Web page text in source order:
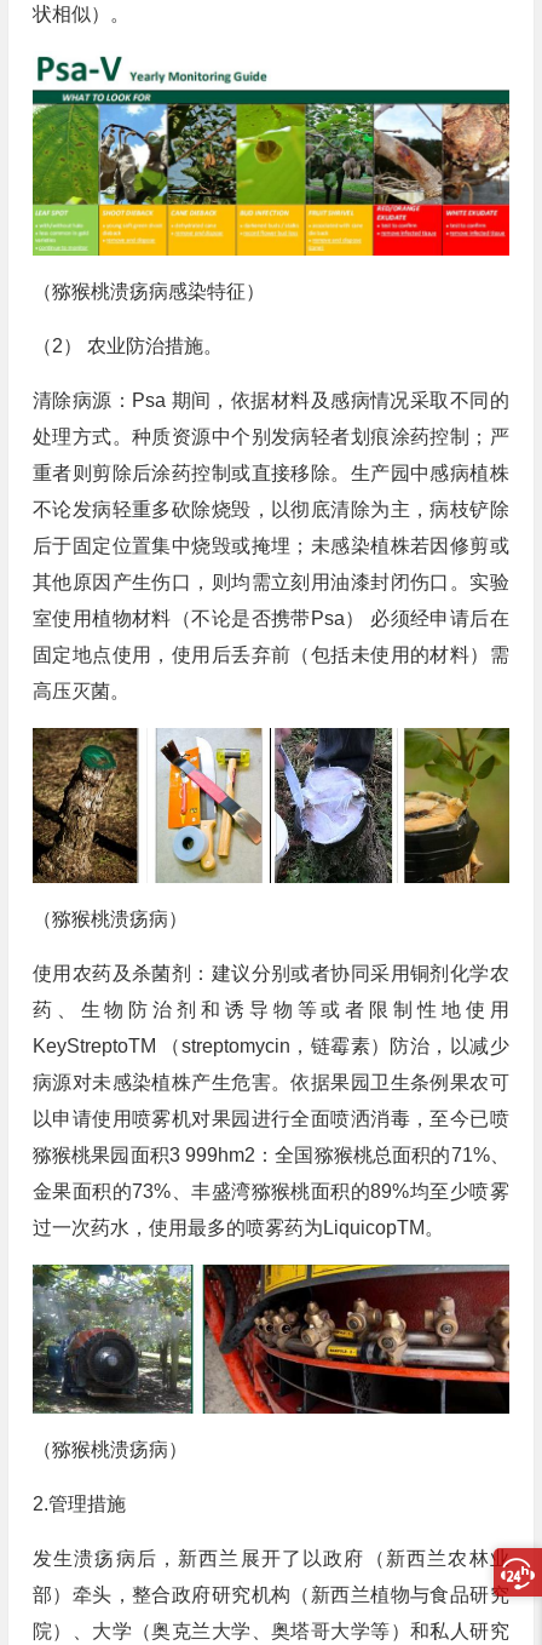
状相似）。
（猕猴桃溃疡病感染特征）
（2） 农业防治措施。
清除病源：Psa 期间，依据材料及感病情况采取不同的
处理方式。种质资源中个别发病轻者划痕涂药控制；严
重者则剪除后涂药控制或直接移除。生产园中感病植株
不论发病轻重多砍除烧毁，以彻底清除为主，病枝铲除
后于固定位置集中烧毁或掩埋；未感染植株若因修剪或
其他原因产生伤口，则均需立刻用油漆封闭伤口。实验
室使用植物材料（不论是否携带Psa） 必须经申请后在
固定地点使用，使用后丢弃前（包括未使用的材料）需
高压灭菌。
（猕猴桃溃疡病）
使用农药及杀菌剂：建议分别或者协同采用铜剂化学农
药、生物防治剂和诱导物等或者限制性地使用
KeyStreptoTM （streptomycin，链霉素）防治，以减少
病源对未感染植株产生危害。依据果园卫生条例果农可
以申请使用喷雾机对果园进行全面喷洒消毒，至今已喷
猕猴桃果园面积3 999hm2：全国猕猴桃总面积的71%、
金果面积的73%、丰盛湾猕猴桃面积的89%均至少喷雾
过一次药水，使用最多的喷雾药为LiquicopTM。
（猕猴桃溃疡病）
2.管理措施
发生溃疡病后，新西兰展开了以政府（新西兰农林业
部）牵头，整合政府研究机构（新西兰植物与食品研究
院）、大学（奥克兰大学、奥塔哥大学等）和私人研究